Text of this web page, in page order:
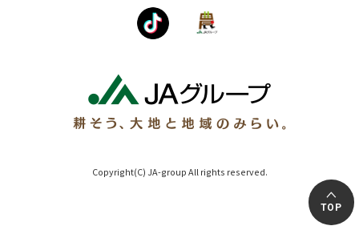
Copyright(C) JA-group All rights reserved.
TOP